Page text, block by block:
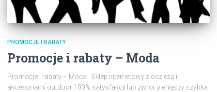
PROMOCJE I RABATY
Promocje i rabaty – Moda
Promocje i rabaty – Moda Sklep internetowy z odzieżą i
akcesoriami outdoor 100% satysfakcji lub zwrot pieniędzy szybka